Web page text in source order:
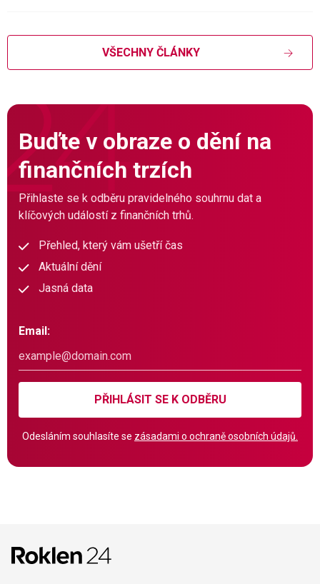
VŠECHNY ČLÁNKY
Buďte v obraze o dění na
finančních trzích
Přihlaste se k odběru pravidelného souhrnu dat a
klíčových událostí z finančních trhů.
Přehled, který vám ušetří čas
Aktuální dění
Jasná data
Email:
PŘIHLÁSIT SE K ODBĚRU
Odesláním souhlasíte se zásadami o ochraně osobních údajů.